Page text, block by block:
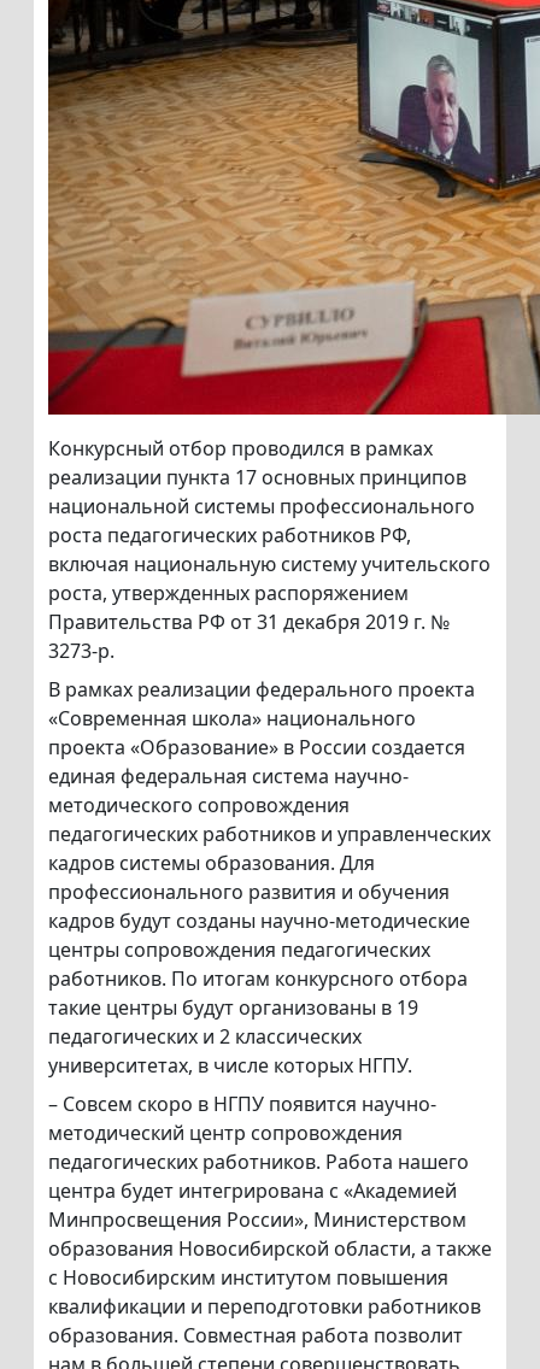
Конкурсный отбор проводился в рамках
реализации пункта 17 основных принципов
национальной системы профессионального
роста педагогических работников РФ,
включая национальную систему учительского
роста, утвержденных распоряжением
Правительства РФ от 31 декабря 2019 г. №
3273-р.
В рамках реализации федерального проекта
«Современная школа» национального
проекта «Образование» в России создается
единая федеральная система научно-
методического сопровождения
педагогических работников и управленческих
кадров системы образования. Для
профессионального развития и обучения
кадров будут созданы научно-методические
центры сопровождения педагогических
работников. По итогам конкурсного отбора
такие центры будут организованы в 19
педагогических и 2 классических
университетах, в числе которых НГПУ.
– Совсем скоро в НГПУ появится научно-
методический центр сопровождения
педагогических работников. Работа нашего
центра будет интегрирована с «Академией
Минпросвещения России», Министерством
образования Новосибирской области, а также
с Новосибирским институтом повышения
квалификации и переподготовки работников
образования. Совместная работа позволит